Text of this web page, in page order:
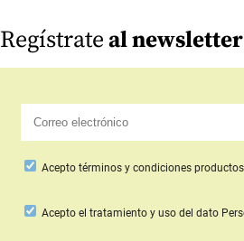
Regístrateal newsletter
Acepto términos y condiciones
Aceptoel tratamiento y uso del dato